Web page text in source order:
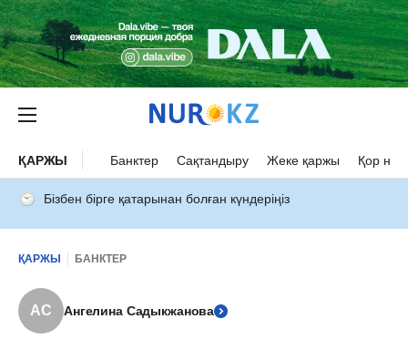
ҚАРЖЫ Банктер Сақтандыру Жеке қаржы Қор
Бізбен бірге қатарынан болған күндеріңіз
ҚАРЖЫ БАНКТЕР
АС Ангелина Садыкжанова